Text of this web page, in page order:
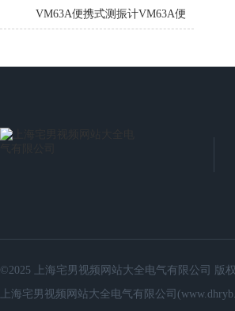
用寿命
VM63A便携式测振计VM63A便
©2025 上海宅男视频网站大全电气有限公司 版
上海宅男视频网站大全电气有限公司